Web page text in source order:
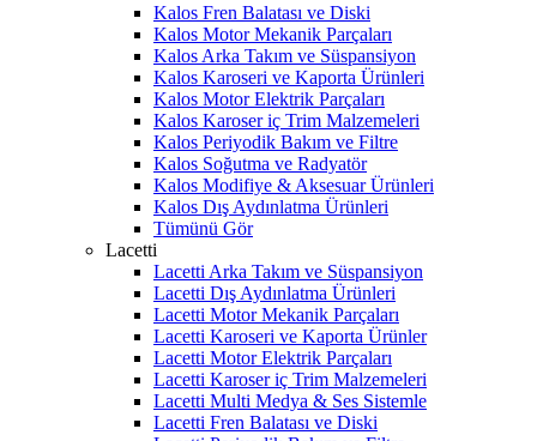
Kalos Fren Balatası ve Diski
Kalos Motor Mekanik Parçaları
Kalos Arka Takım ve Süspansiyon
Kalos Karoseri ve Kaporta Ürünleri
Kalos Motor Elektrik Parçaları
Kalos Karoser iç Trim Malzemeleri
Kalos Periyodik Bakım ve Filtre
Kalos Soğutma ve Radyatör
Kalos Modifiye & Aksesuar Ürünleri
Kalos Dış Aydınlatma Ürünleri
Tümünü Gör
Lacetti
Lacetti Arka Takım ve Süspansiyon
Lacetti Dış Aydınlatma Ürünleri
Lacetti Motor Mekanik Parçaları
Lacetti Karoseri ve Kaporta Ürünler
Lacetti Motor Elektrik Parçaları
Lacetti Karoser iç Trim Malzemeleri
Lacetti Multi Medya & Ses Sistemle
Lacetti Fren Balatası ve Diski